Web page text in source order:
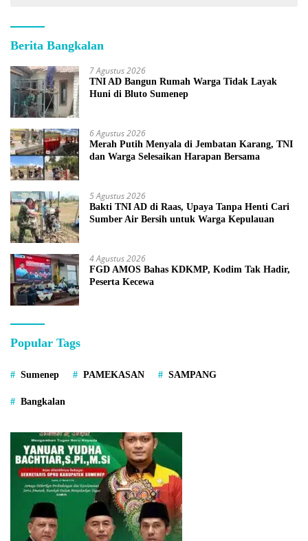
Berita Bangkalan
7 Agustus 2026
TNI AD Bangun Rumah Warga Tidak Layak
Huni di Bluto Sumenep
6 Agustus 2026
Merah Putih Menyala di Jembatan Karang, TNI
dan Warga Selesaikan Harapan Bersama
5 Agustus 2026
Bakti TNI AD di Raas, Upaya Tanpa Henti Cari
Sumber Air Bersih untuk Warga Kepulauan
4 Agustus 2026
FGD AMOS Bahas KDKMP, Kodim Tak Hadir,
Peserta Kecewa
Popular Tags
Sumenep PAMEKASAN SAMPANG
Bangkalan